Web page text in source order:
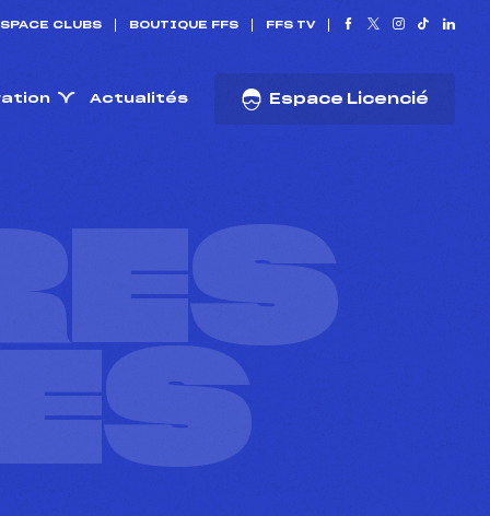
CLUBS BOUTIQUE FFS FFS TV
Actualités Espace Licencié